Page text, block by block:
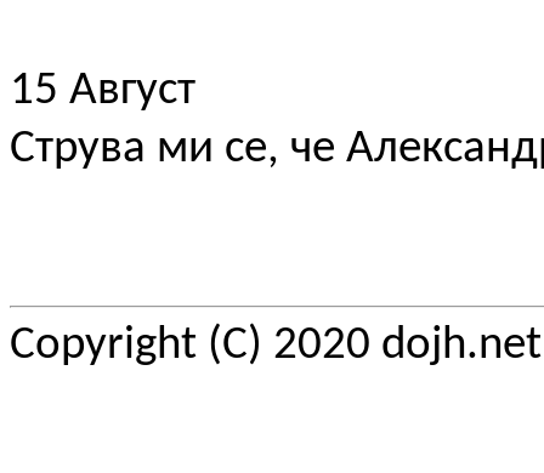
15 Август
Струва ми се, че
Copyright (C) 2020